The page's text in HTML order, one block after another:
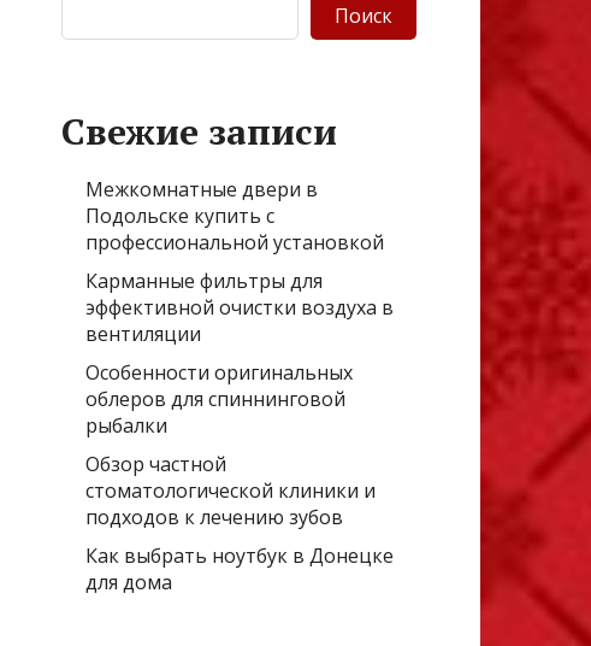
Поиск
Свежие записи
Межкомнатные двери в
Подольске купить с
профессиональной установкой
Карманные фильтры для
эффективной очистки воздуха в
вентиляции
Особенности оригинальных
облеров для спиннинговой
рыбалки
Обзор частной
стоматологической клиники и
подходов к лечению зубов
Как выбрать ноутбук в Донецке
для дома